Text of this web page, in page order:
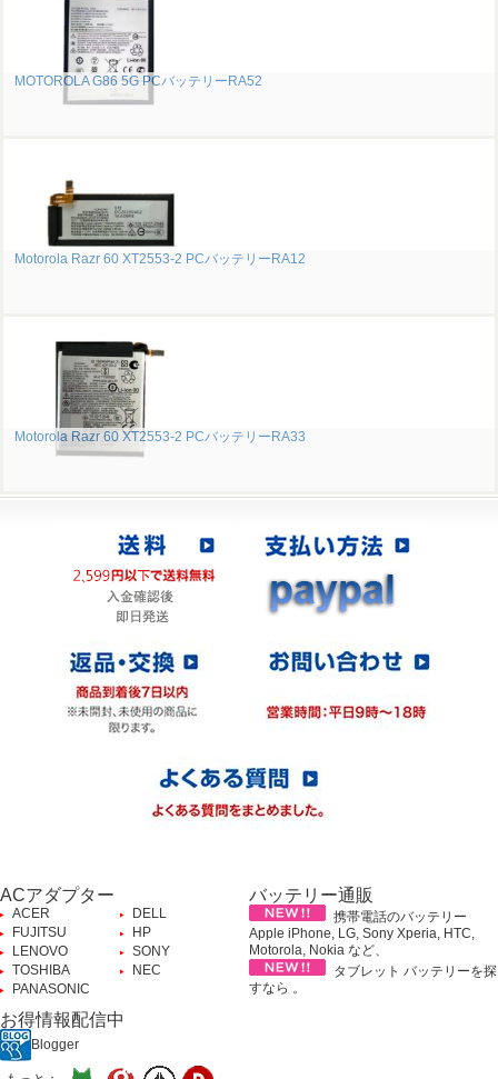
MOTOROLA G86 5G PCバッテリーRA52
Motorola Razr 60 XT2553-2 PCバッテリーRA12
Motorola Razr 60 XT2553-2 PCバッテリーRA33
ACアダプター
ACER
DELL
FUJITSU
HP
LENOVO
SONY
TOSHIBA
NEC
PANASONIC
バッテリー通販
携帯電話のバッテリー
Apple iPhone, LG, Sony Xperia, HTC,
Motorola, Nokia など、
タブレット バッテリーを探
すなら 。
お得情報配信中
Blogger